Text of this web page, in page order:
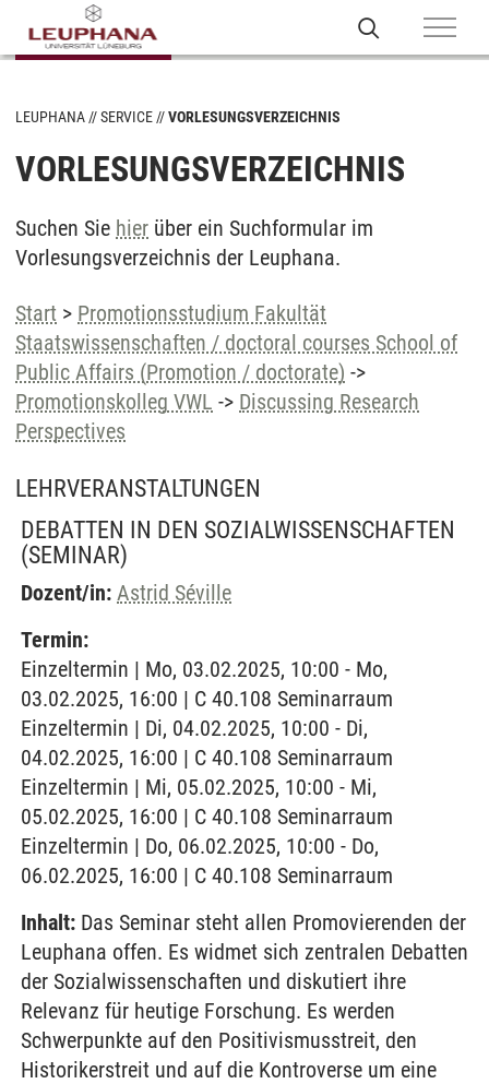
LEUPHANA SERVICE VORLESUNGSVERZEICHNIS
VORLESUNGSVERZEICHNIS
Suchen Sie hier über ein Suchformular im
Vorlesungsverzeichnis der Leuphana.
Start > Promotionsstudium Fakultät
Staatswissenschaften / doctoral courses School of
Public Affairs (Promotion / doctorate) ->
Promotionskolleg VWL -> Discussing Research
Perspectives
LEHRVERANSTALTUNGEN
DEBATTEN IN DEN SOZIALWISSENSCHAFTEN
(SEMINAR)
Dozent/in: Astrid Séville
Termin:
Einzeltermin | Mo, 03.02.2025, 10:00 - Mo,
03.02.2025, 16:00 | C 40.108 Seminarraum
Einzeltermin | Di, 04.02.2025, 10:00 - Di,
04.02.2025, 16:00 | C 40.108 Seminarraum
Einzeltermin | Mi, 05.02.2025, 10:00 - Mi,
05.02.2025, 16:00 | C 40.108 Seminarraum
Einzeltermin | Do, 06.02.2025, 10:00 - Do,
06.02.2025, 16:00 | C 40.108 Seminarraum
Inhalt: Das Seminar steht allen Promovierenden der
Leuphana offen. Es widmet sich zentralen Debatten
der Sozialwissenschaften und diskutiert ihre
Relevanz für heutige Forschung. Es werden
Schwerpunkte auf den Positivismusstreit, den
Historikerstreit und auf die Kontroverse um eine